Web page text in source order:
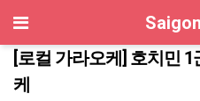
[로컬 가라오케] 호치민
케